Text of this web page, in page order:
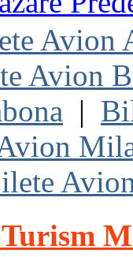
Avion
Avion
|